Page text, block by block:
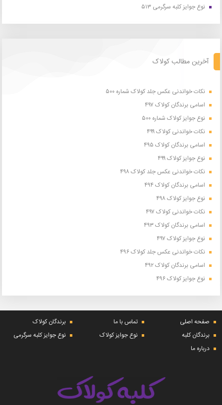
نوع جوایز کلبه سرگرمی ۵۱۳
آخرین مطالب کولاک
نکات خواندنی عکس جلد کولاک شماره ۵۰۰
اسامی برندگان کولاک ۴۹۷
نوع جوایز کولاک شماره ۵۰۰
نکات خواندنی کولاک ۴۹۹
اسامی برندگان کولاک ۴۹۵
نوع جوایز کولاک ۴۹۹
نکات خواندنی عکس جلد کولاک ۴۹۸
اسامی برندگان کولاک ۴۹۴
نوع جوایز کولاک ۴۹۸
نکات خواندنی کولاک ۴۹۷
اسامی برندگان کولاک ۴۹۳
نوع جوایز کولاک ۴۹۷
نکات خواندنی عکس جلد کولاک ۴۹۶
اسامی برندگان کولاک ۴۹۲
نوع جوایز کولاک ۴۹۶
صفحه اصلی تماس با ما
برندگان کولاک
برندگان کلبه
نوع جوایز کولاک
نوع جوایز کلبه سرگرمی
درباره ما